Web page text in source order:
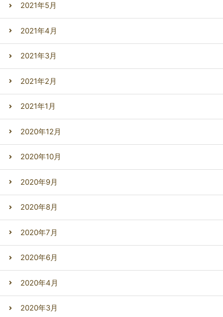
2021年5月
2021年4月
2021年3月
2021年2月
2021年1月
2020年12月
2020年10月
2020年9月
2020年8月
2020年7月
2020年6月
2020年4月
2020年3月